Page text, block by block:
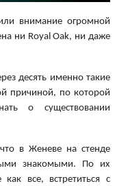
внимание огромной
ни Royal Oak, ни даже
десять именно такие
причиной, по которой
о существовании
в Женеве на стенде
знакомыми. По их
все, встретиться с